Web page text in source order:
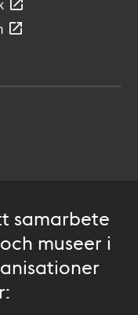
samarbete
museer i